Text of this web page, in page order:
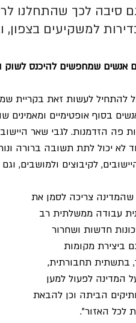
סיבה לכך שהתחלנו
למשקיעים בצפון,
שמחפשים להיכנס לשוק
להתחיל לעשות זאת בקריית
בסוף אופטימיים ומאמינים
פה הזדמנות. לגבי שאר
לא יכול לתת תשובה ברורה
לקיבוצים ולמושבים,
צריכה לסמן את
עבודה ממשלתית רב
חדשות ושחרור
ביצירת מקומות
בתשתית תחבורתית,
המדינה לפעול למען
הביתה וכן להבאת
לכל האזור".